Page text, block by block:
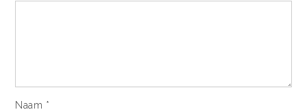
Naam *